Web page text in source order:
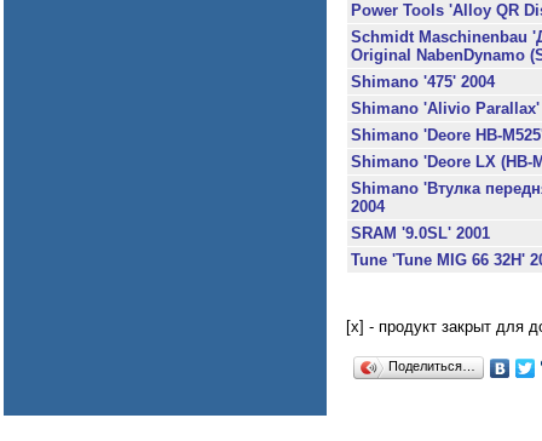
Power Tools 'Alloy QR
Schmidt Maschinenbau
Original NabenDynamo
Shimano '475' 2004
Shimano 'Alivio Parallax'
Shimano 'Deore HB-
Shimano 'Deore LX (HB-
Shimano 'Втулка
2004
SRAM '9.0SL' 2001
Tune 'Tune MIG 66 32H'
[x] - продукт закрыт для
Поделиться…